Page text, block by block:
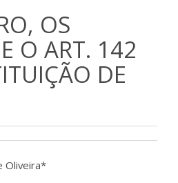
OS
O ART. 142
DE
Oliveira*